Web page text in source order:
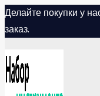
Skip
to
Делайте покупки у
заказ.